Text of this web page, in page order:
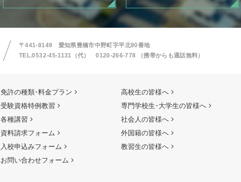
〒441-8149 愛知県豊橋市中野町字平北80番地
TEL.0532-45-1131（代）0120-266-778 （携帯からも通話無料）
免許の種類･料金プラン
受験資格特例教習
各種講習
資料請求フォーム
入校申込みフォーム
お問い合わせフォーム
高校生の皆様へ
専門学校生･大学生の皆様へ
社会人の皆様へ
外国籍の皆様へ
教習生の皆様へ